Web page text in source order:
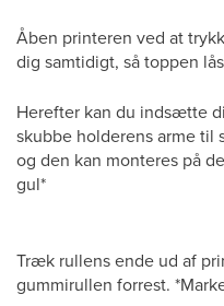
Åben printeren ved at
dig samtidigt, så toppen
Herefter kan du indsætte
skubbe holderens arme til
og den kan monteres på
gul*
Træk rullens ende ud af
gummirullen forrest.